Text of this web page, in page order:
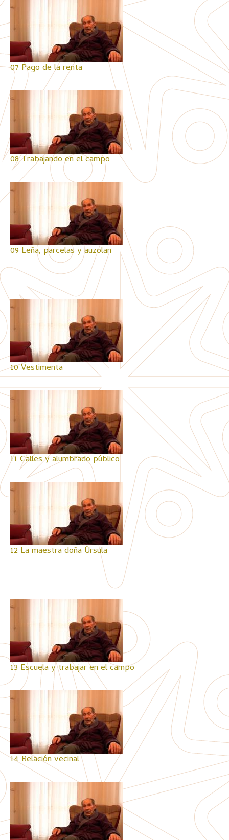
07 Pago de la renta
08 Trabajando en el campo
09 Leña, parcelas y auzolan
10 Vestimenta
11 Calles y alumbrado público
12 La maestra doña Úrsula
13 Escuela y trabajar en el campo
14 Relación vecinal